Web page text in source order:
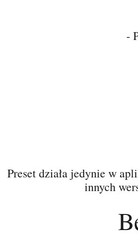
-
Preset działa jedynie w
innych